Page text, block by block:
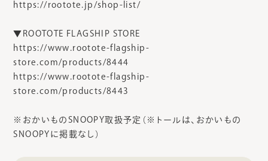
https://rootote.jp/shop-list/
▼ROOTOTE FLAGSHIP STORE
https://www.rootote-flagship-
store.com/products/8444
https://www.rootote-flagship-
store.com/products/8443
※おかいものSNOOPY取扱予定（※トールは、おかいもの
SNOOPYに掲載なし）